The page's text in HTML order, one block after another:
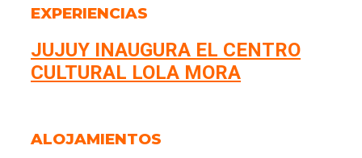
EXPERIENCIAS
JUJUY INAUGURA EL CENTRO
CULTURAL LOLA MORA
ALOJAMIENTOS